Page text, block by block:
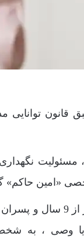
توانایی
مسئولیت
«امین
یا وصی ، به